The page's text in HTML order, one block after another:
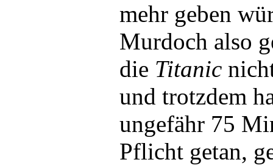
mehr geben
Murdoch also
die Titanic
und trotzdem
ungefähr 75
Pflicht getan,